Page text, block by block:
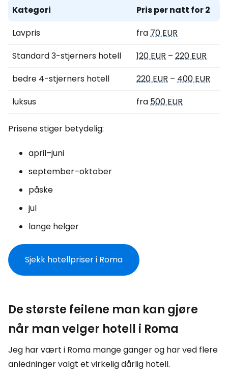
Kategori
Pris per natt for 2
Lavpris
fra70 EUR
Standard 3-stjerners hotell
120 EUR – 220 EUR
bedre 4-stjerners hotell
220 EUR – 400 EUR
luksus
fra500 EUR
Prisene stiger betydelig:
april–juni
september–oktober
påske
jul
lange helger
Sjekk hotellpriser i Roma
De største feilene man kan gjøre
når man velger hotell i Roma
Jeg har vært i Roma mange ganger og har ved flere
anledninger valgt et virkelig dårlig hotell.